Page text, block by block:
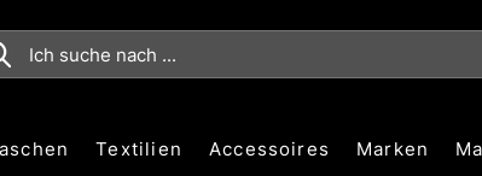
Textilien Accessoires Marken